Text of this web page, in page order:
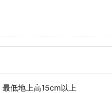
低地上高15cm以上